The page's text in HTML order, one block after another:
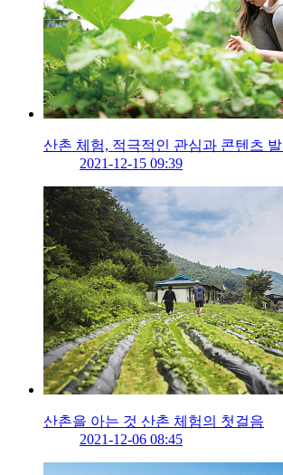
산촌 체험, 적극적인 관심과 콘텐츠
2021-12-15 09:39
산촌을 아는 것 산촌 체험의 첫걸음
2021-12-06 08:45